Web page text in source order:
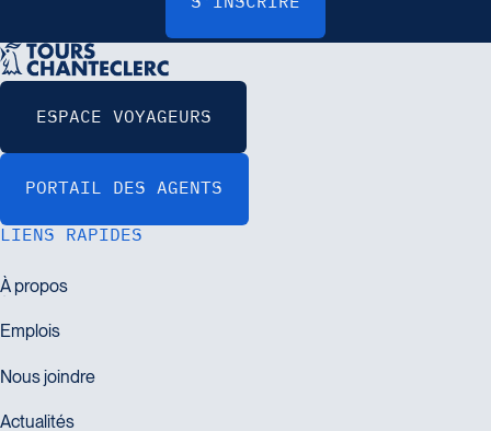
LIENS RAPIDES